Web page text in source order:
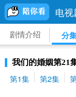
电视
剧情介绍 分
我们的婚姻第21
第1集 第2集